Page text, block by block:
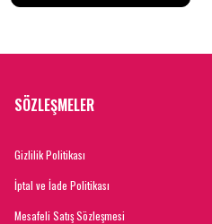
SÖZLEŞMELER
Gizlilik Politikası
İptal ve İade Politikası
Mesafeli Satış Sözleşmesi